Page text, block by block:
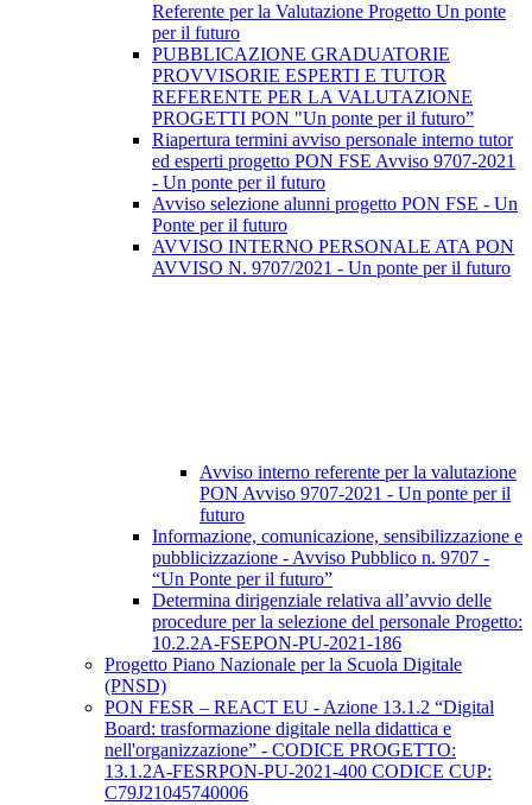
Referente per la Valutazione Progetto Un ponte
per il futuro
PUBBLICAZIONE GRADUATORIE
PROVVISORIE ESPERTI E TUTOR
REFERENTE PER LA VALUTAZIONE
PROGETTI PON "Un ponte per il futuro”
Riapertura termini avviso personale interno tutor
ed esperti progetto PON FSE Avviso 9707-2021
- Un ponte per il futuro
Avviso selezione alunni progetto PON FSE - Un
Ponte per il futuro
AVVISO INTERNO PERSONALE ATA PON
AVVISO N. 9707/2021 - Un ponte per il futuro
Avviso interno referente per la valutazione
PON Avviso 9707-2021 - Un ponte per il
futuro
Informazione, comunicazione, sensibilizzazione e
pubblicizzazione - Avviso Pubblico n. 9707 -
“Un Ponte per il futuro”
Determina dirigenziale relativa all’avvio delle
procedure per la selezione del personale Progetto:
10.2.2A-FSEPON-PU-2021-186
Progetto Piano Nazionale per la Scuola Digitale
(PNSD)
PON FESR – REACT EU - Azione 13.1.2 “Digital
Board: trasformazione digitale nella didattica e
nell'organizzazione” - CODICE PROGETTO:
13.1.2A-FESRPON-PU-2021-400 CODICE CUP:
C79J21045740006